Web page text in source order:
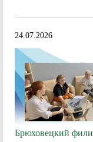
24.07.2026
Брюховецкий